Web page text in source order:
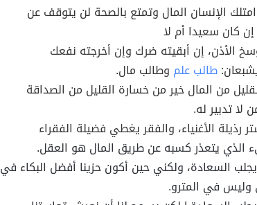
الإنسان المال وتمتع بالصحة لن يتوقف عن
كان سعيدا أم لا
الأذن، إن أبقيته ضرك وإن أخرجته نفعك
يشبعان:طالب علم وطالب مال.
من المال خير من خسارة القليل من الصداقة
لا تدبير له.
رذيلة الأغنياء، والفقر يغطي فضيلة الفقراء
الذي يتعذر كسبه عن طريق المال هو العقل.
يجلب السعادة، ولكني حين أكون حزينا أفضل البكاء في
وليس في المترو.